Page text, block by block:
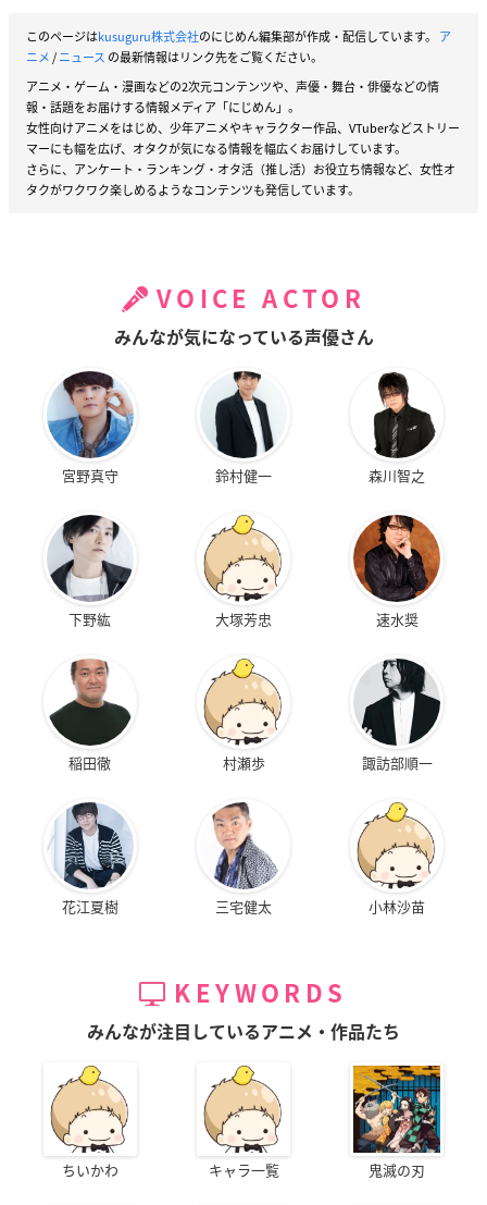
このページはkusuguru株式会社のにじめん編集部が作成・配信しています。 ア
ニメ/ニュース の最新情報はリンク先をご覧ください。
アニメ・ゲーム・漫画などの2次元コンテンツや、声優・舞台・俳優などの情
報・話題をお届けする情報メディア「にじめん」。
女性向けアニメをはじめ、少年アニメやキャラクター作品、VTuberなどストリー
マーにも幅を広げ、オタクが気になる情報を幅広くお届けしています。
さらに、アンケート・ランキング・オタ活（推し活）お役立ち情報など、女性オ
タクがワクワク楽しめるようなコンテンツも発信しています。
VOICE ACTOR
みんなが気になっている声優さん
宮野真守 鈴村健一 森川智之
下野紘 大塚芳忠 速水奨
稲田徹 村瀬歩 諏訪部順一
花江夏樹 三宅健太 小林沙苗
KEYWORDS
みんなが注目しているアニメ・作品たち
ちいかわ キャラ一覧 鬼滅の刃